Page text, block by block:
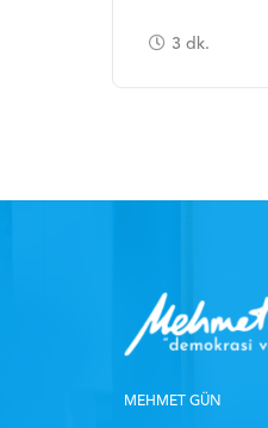
3 dk.
MEHMET GÜN